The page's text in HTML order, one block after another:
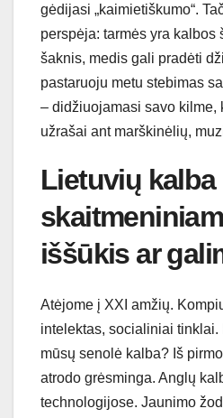
gėdijasi „kaimietiškumo“.
perspėja: tarmės yra kalbos
šaknis, medis gali pradėti
pastaruoju metu stebimas
– didžiuojamasi savo kilme,
užrašai ant marškinėlių,
Lietuvių kalba
iššūkis ar
Atėjome į XXI amžių.
intelektas, socialiniai
mūsų senolė kalba? Iš
atrodo grėsminga. Anglų
technologijose. Jaunimo